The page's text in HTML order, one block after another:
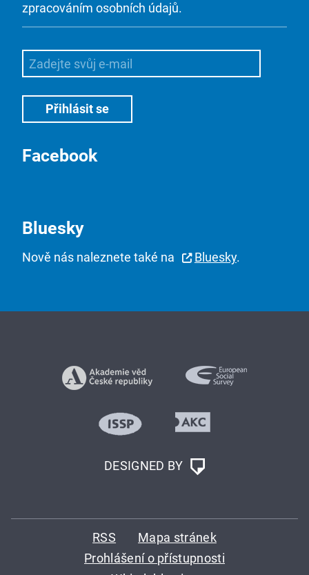
zpracováním osobních údajů.
Facebook
Bluesky
Nově nás naleznete také na Bluesky.
DESIGNED BY
RSS
Mapa stránek
Prohlášení o přístupnosti